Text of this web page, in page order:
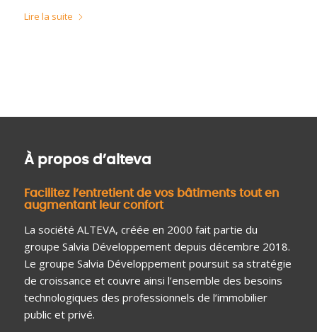
Lire la suite
À propos d’alteva
Facilitez l’entretient de vos bâtiments tout en
augmentant leur confort
La société ALTEVA, créée en 2000 fait partie du
groupe Salvia Développement depuis décembre 2018.
Le groupe Salvia Développement poursuit sa stratégie
de croissance et couvre ainsi l’ensemble des besoins
technologiques des professionnels de l’immobilier
public et privé.